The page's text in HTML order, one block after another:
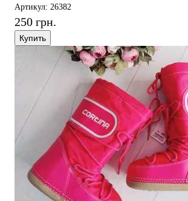
Артикул: 26382
250 грн.
Купить